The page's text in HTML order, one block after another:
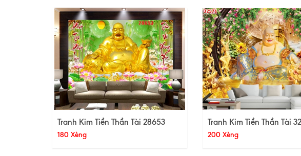
Tranh Kim Tiền Thần Tài 28653
180 Xèng
Tranh Kim Tiền Thần Tài
200 Xèng